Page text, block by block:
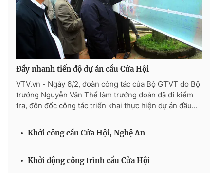
Đẩy nhanh tiến độ dự án cầu Cửa Hội
VTV.vn - Ngày 6/2, đoàn công tác của Bộ GTVT do Bộ
trưởng Nguyễn Văn Thể làm trưởng đoàn đã đi kiểm
tra, đôn đốc công tác triển khai thực hiện dự án đầu...
Khởi công cầu Cửa Hội, Nghệ An
Khởi động công trình cầu Cửa Hội